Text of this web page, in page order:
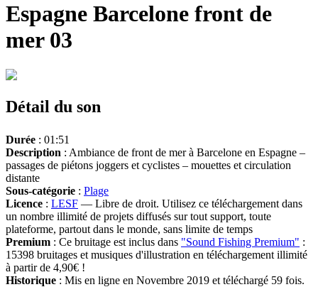
Espagne Barcelone front de
mer 03
Détail du son
Durée : 01:51
Description : Ambiance de front de mer à Barcelone en Espagne –
passages de piétons joggers et cyclistes – mouettes et circulation
distante
Sous-catégorie : Plage
Licence : LESF — Libre de droit. Utilisez ce téléchargement dans
un nombre illimité de projets diffusés sur tout support, toute
plateforme, partout dans le monde, sans limite de temps
Premium : Ce bruitage est inclus dans "Sound Fishing Premium" :
15398 bruitages et musiques d'illustration en téléchargement illimité
à partir de 4,90€ !
Historique : Mis en ligne en Novembre 2019 et téléchargé 59 fois.